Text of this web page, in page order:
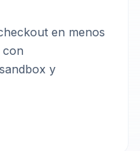
en menos
con
y